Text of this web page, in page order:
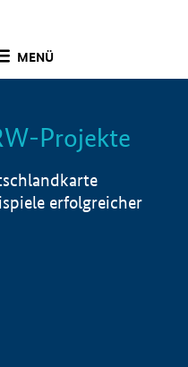
MENÜ
Info
Projekte
erfolgreicher